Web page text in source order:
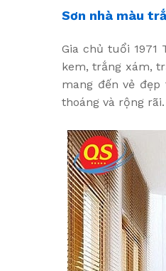
Sơn nhà màu
Gia chủ tuổi 1971
kem, trắng xám,
mang đến vẻ
thoáng và rộng